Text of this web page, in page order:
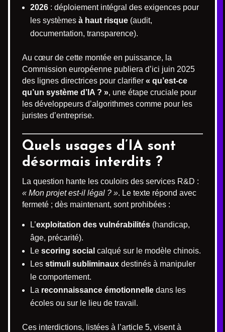
2026 : déploiement intégral des exigences pour
les systèmes à haut risque (audit,
documentation, transparence).
Au cœur de cette montée en puissance, la
Commission européenne publiera d’ici juin 2025
des lignes directrices pour clarifier « qu’est-ce
qu’un système d’IA ? », une étape cruciale pour
les développeurs d’algorithmes comme pour les
juristes d’entreprise.
Quels usages d’IA sont
désormais interdits ?
La question hante les couloirs des services R&D :
« Mon projet est-il légal ? ». Le texte répond avec
fermeté ; dès maintenant, sont prohibées :
L’exploitation des vulnérabilités (handicap,
âge, précarité).
Le scoring social calqué sur le modèle chinois.
Les stimuli subliminaux destinés à manipuler
le comportement.
La reconnaissance émotionnelle dans les
écoles ou sur le lieu de travail.
Ces interdictions, listées à l’article 5, visent à